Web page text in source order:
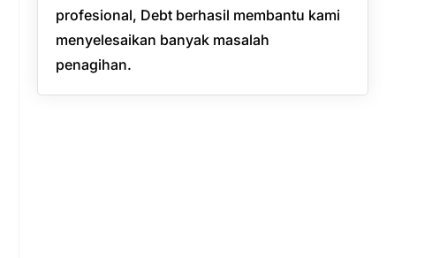
profesional, Debt berhasil membantu kami
menyelesaikan banyak masalah
penagihan.